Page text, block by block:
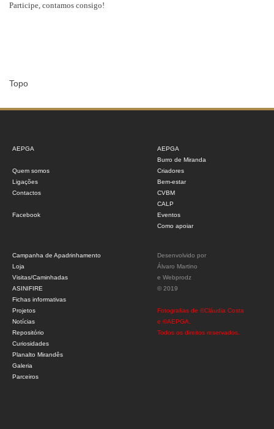
Participe, contamos consigo!
Topo
AEPGA
Quem somos
Ligações
Contactos
Facebook
AEPGA
Burro de Miranda
Criadores
Bem-estar
CVBM
CALP
Eventos
Como apoiar
Campanha de Apadrinhamento
Loja
Visitas/Caminhadas
ASINIFIRE
Fichas informativas
Projetos
Notícias
Repositório
Curiosidades
Planalto Mirandês
Galeria
Parceiros
Desenvolvido por
Álvaro Martino
e Webprodz
© 2019
Fotografias de ©Cláudia Costa
e ©AEPGA.
Todos os direitos reservados.